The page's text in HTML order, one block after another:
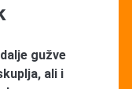
gužve
ali i